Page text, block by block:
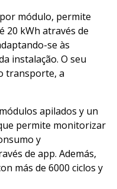
módulo, permite
20 kWh através de
se às
instalação. O seu
transporte, a
apilados y un
permite monitorizar
y
de app. Además,
más de 6000 ciclos y